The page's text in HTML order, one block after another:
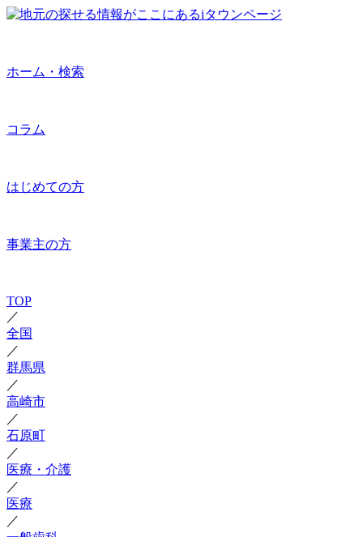
ホーム・検索
コラム
はじめての方
事業主の方
TOP
／
全国
／
群馬県
／
高崎市
／
石原町
／
医療・介護
／
医療
／